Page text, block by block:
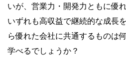
いが、営業力・開発力ともに優
いずれも高収益で継続的な成長
ら優れた会社に共通するものは
学べるでしょうか？